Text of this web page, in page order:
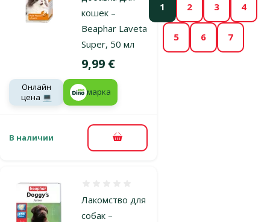
кошек –
Beaphar Laveta
Super, 50 мл
Цена
9,99 €
Онлайн
цена 💻
марка
В наличии В корзину
Лакомство для
собак –
1 2 3 4
5 6 7